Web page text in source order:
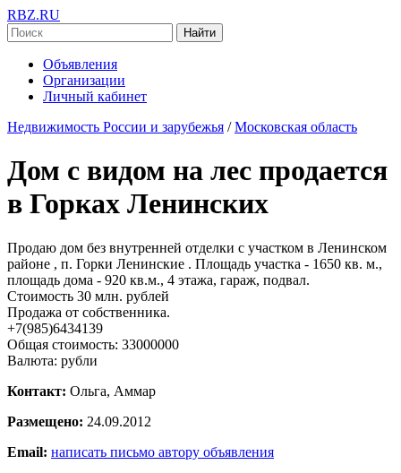
RBZ.RU
Найти
Объявления
Организации
Личный кабинет
Недвижимость России и зарубежья / Московская область
Дом с видом на лес продается
в Горках Ленинских
Продаю дом без внутренней отделки с участком в Ленинском
районе , п. Горки Ленинские . Площадь участка - 1650 кв. м.,
площадь дома - 920 кв.м., 4 этажа, гараж, подвал.
Стоимость 30 млн. рублей
Продажа от собственника.
+7(985)6434139
Общая стоимость: 33000000
Валюта: рубли
Контакт: Ольга, Аммар
Размещено: 24.09.2012
Email: написать письмо автору объявления